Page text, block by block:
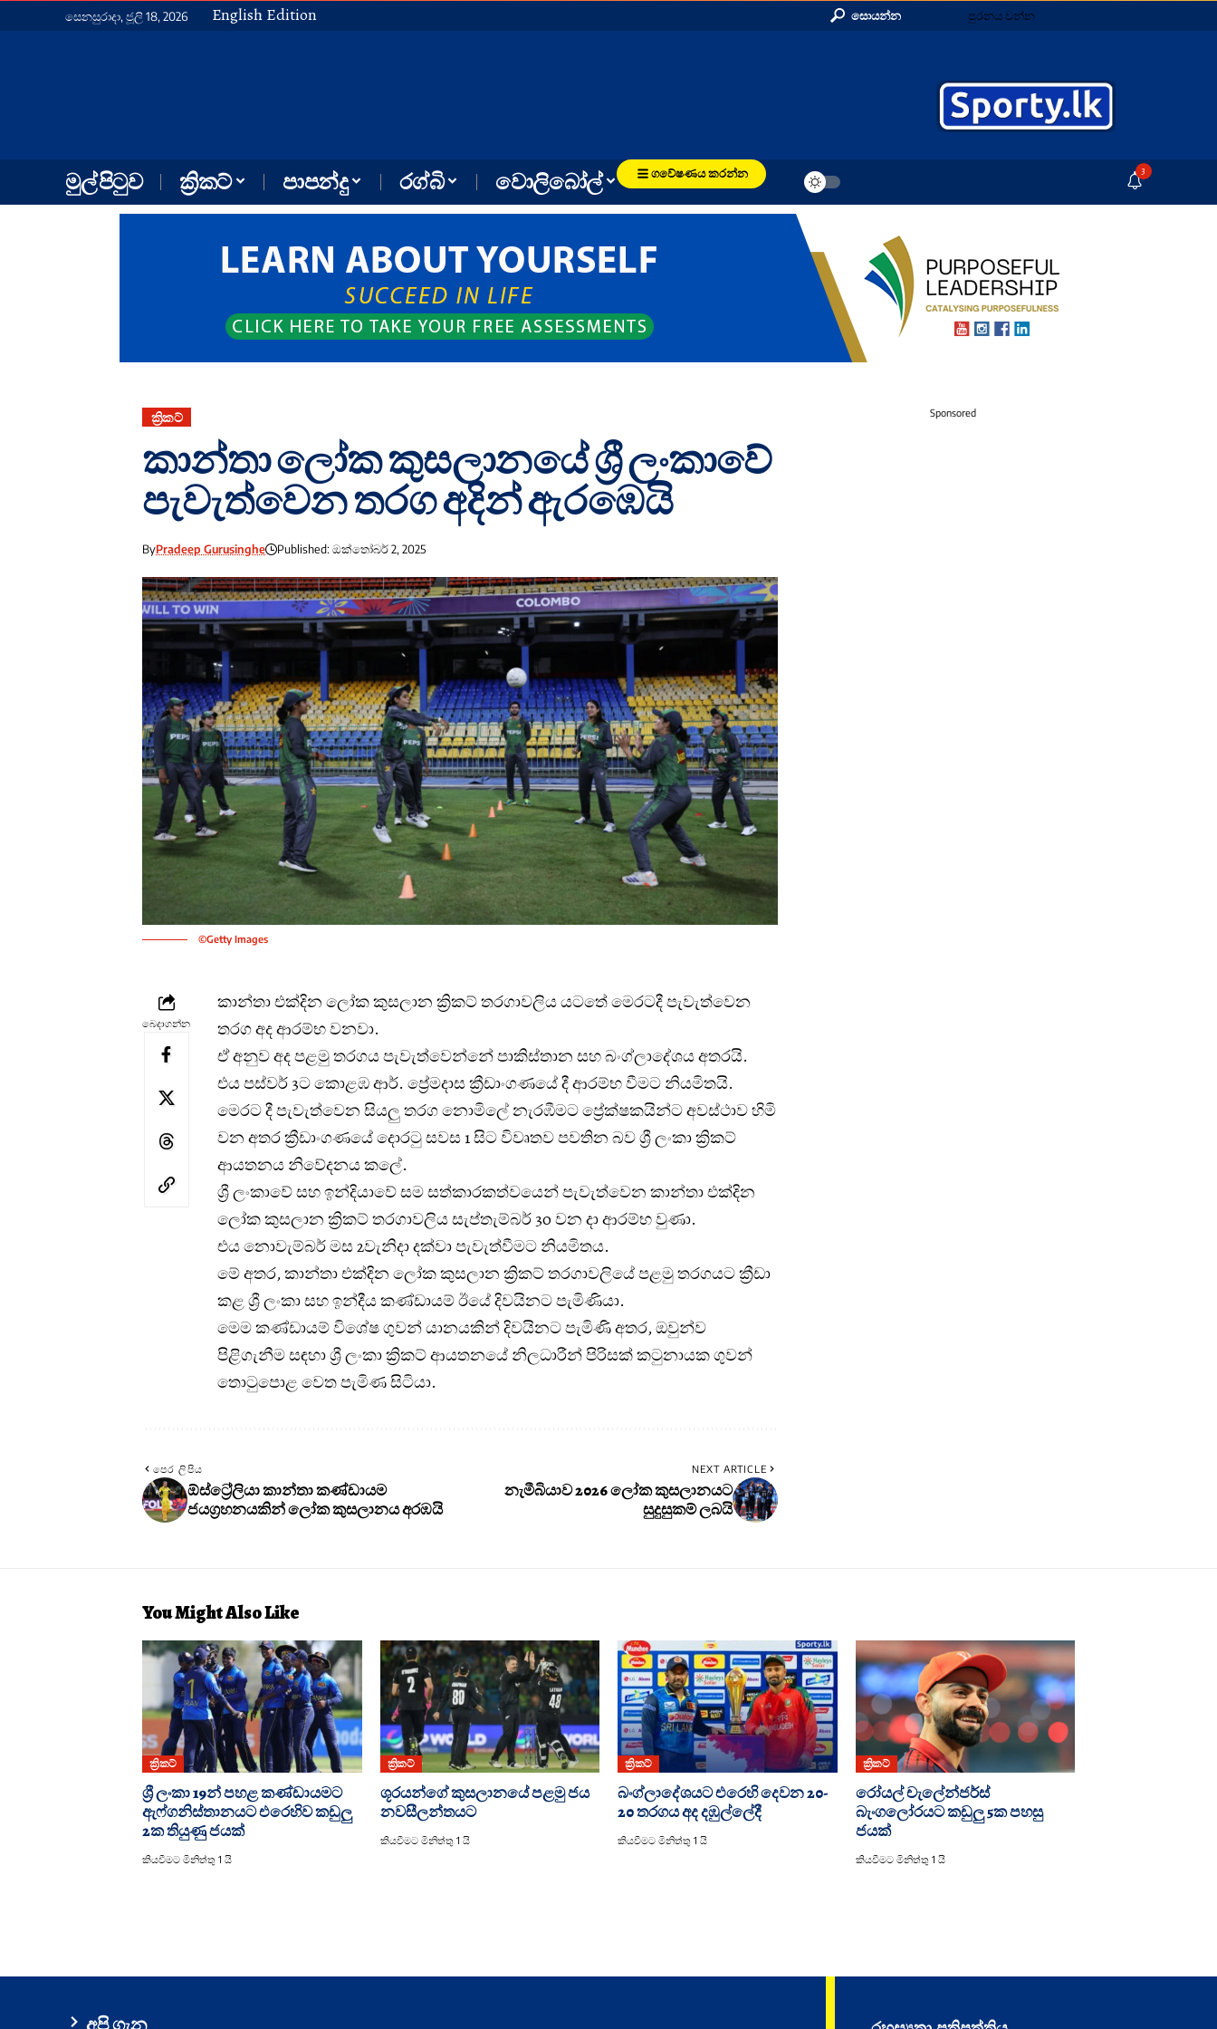
සෙනසුරාදා, ජූලි 18, 2026 English Edition සොයන්න පුරනය වන්න
මුල් පිටුව ක්‍රිකට් පාපන්දු රග්බි වොලිබෝල් ගවේෂණය කරන්න 3
ක්‍රිකට්
කාන්තා ලෝක කුසලානයේ ශ්‍රී ලංකාවේ
පැවැත්වෙන තරග අදින් ඇරඹෙයි
ByPradeep Gurusinghe Published: ඔක්තෝබර් 2, 2025
©Getty Images
බෙදාගන්න
කාන්තා එක්දින ලෝක කුසලාන ක්‍රිකට් තරගාවලිය යටතේ මෙරටදී පැවැත්වෙන
තරග අද ආරම්භ වනවා.
ඒ අනුව අද පළමු තරගය පැවැත්වෙන්නේ පාකිස්තාන සහ බංග්ලාදේශය අතරයි.
එය පස්වර් 3ට කොළඹ ආර්. ප්‍රේමදාස ක්‍රීඩාංගණයේ දී ආරම්භ වීමට නියමිතයි.
මෙරට දී පැවැත්වෙන සියලු තරග නොමිලේ නැරඹීමට ප්‍රේක්ෂකයින්ට අවස්ථාව හිමි
වන අතර ක්‍රීඩාංගණයේ දොරටු සවස 1 සිට විවෘතව පවතින බව ශ්‍රී ලංකා ක්‍රිකට්
ආයතනය නිවේදනය කලේ.
ශ්‍රී ලංකාවේ සහ ඉන්දියාවේ සම සත්කාරකත්වයෙන් පැවැත්වෙන කාන්තා එක්දින
ලෝක කුසලාන ක්‍රිකට් තරගාවලිය සැප්තැම්බර් 30 වන දා ආරම්භ වුණා.
එය නොවැම්බර් මස 2වැනිදා දක්වා පැවැත්වීමට නියමිතය.
මේ අතර, කාන්තා එක්දින ලෝක කුසලාන ක්‍රිකට් තරගාවලියේ පළමු තරගයට ක්‍රීඩා
කළ ශ්‍රී ලංකා සහ ඉන්දීය කණ්ඩායම් ඊයේ දිවයිනට පැමිණියා.
මෙම කණ්ඩායම් විශේෂ ගුවන් යානයකින් දිවයිනට පැමිණි අතර, ඔවුන්ව
පිළිගැනීම සඳහා ශ්‍රී ලංකා ක්‍රිකට් ආයතනයේ නිලධාරීන් පිරිසක් කටුනායක ගුවන්
තොටුපොළ වෙත පැමිණ සිටියා.
පෙර ලිපිය
ඕස්ට්‍රේලියා කාන්තා කණ්ඩායම
ජයග්‍රහනයකින් ලෝක කුසලානය අරඹයි
NEXT ARTICLE
නැමීබියාව 2026 ලෝක කුසලානයට
සුදුසුකම් ලබයි
Sponsored
You Might Also Like
ක්‍රිකට්
ශ්‍රී ලංකා 19න් පහළ කණ්ඩායමට
ඇෆ්ගනිස්තානයට එරෙහිව කඩුලු
2ක තියුණු ජයක්
කියවීමට මිනිත්තු 1 යි
ක්‍රිකට්
ශූරයන්ගේ කුසලානයේ පළමු ජය
නවසීලන්තයට
කියවීමට මිනිත්තු 1 යි
ක්‍රිකට්
බංග්ලාදේශයට එරෙහි දෙවන 20-
20 තරගය අද දඹුල්ලේදී
කියවීමට මිනිත්තු 1 යි
ක්‍රිකට්
රෝයල් චැලේන්ජර්ස්
බැංගලෝරයට කඩුලු 5ක පහසු
ජයක්
කියවීමට මිනිත්තු 1 යි